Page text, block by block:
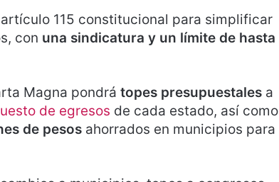
115 constitucional para simplificar
con una sindicatura y un límite de hasta
Magna pondrá topes presupuestales a
de egresos de cada estado, así como
de pesos ahorrados en municipios para